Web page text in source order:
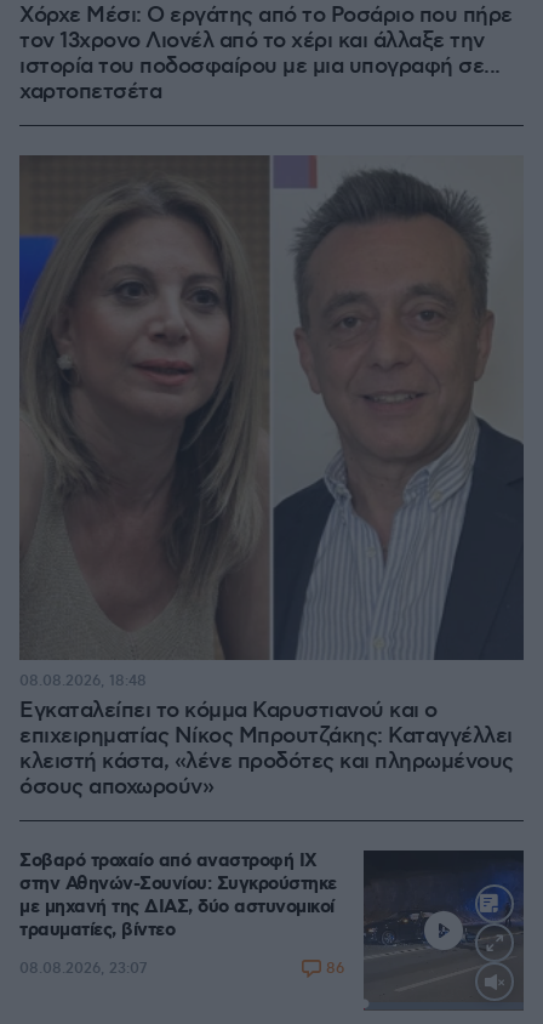
Χόρχε Μέσι: Ο εργάτης από το Ροσάριο που πήρε
τον 13χρονο Λιονέλ από το χέρι και άλλαξε την
ιστορία του ποδοσφαίρου με μια υπογραφή σε...
χαρτοπετσέτα
Εγκαταλείπει το κόμμα Καρυστιανού και ο
επιχειρηματίας Νίκος Μπρουτζάκης: Καταγγέλλει
κλειστή κάστα, «λένε προδότες και πληρωμένους
όσους αποχωρούν»
08.08.2026, 18:48
Σοβαρό τροχαίο από αναστροφή ΙΧ
στην Αθηνών-Σουνίου: Συγκρούστηκε
με μηχανή της ΔΙΑΣ, δύο αστυνομικοί
τραυματίες, βίντεο
08.08.2026, 23:07 86